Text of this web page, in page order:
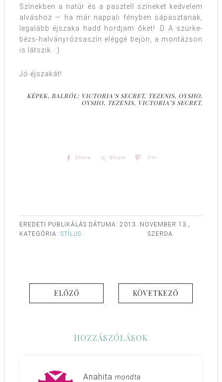
Színekben a natúr és a pasztell színeket kedvelem
alváshoz — ha már nappali fényben sápasztanak,
legalább éjszaka hadd hordjam őket! :D A szürke-
bézs-halványrózsaszín eléggé bejön, a montázson
is látszik. :)
Jó éjszakát!
KÉPEK, BALRÓL: VICTORIA’S SECRET, TEZENIS, OYSHO,
OYSHO, TEZENIS, VICTORIA’S SECRET.
Share Share Pin
EREDETI PUBLIKÁLÁS DÁTUMA: 2013. NOVEMBER 13.,
SZERDA
KATEGÓRIA: STÍLUS
ELŐZŐ KÖVETKEZŐ
HOZZÁSZÓLÁSOK
Anahita mondta